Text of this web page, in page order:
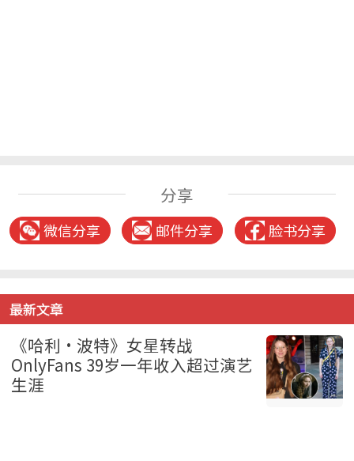
分享
微信分享 邮件分享 脸书分享
最新文章
《哈利·波特》女星转战
OnlyFans 39岁一年收入超过演艺
生涯